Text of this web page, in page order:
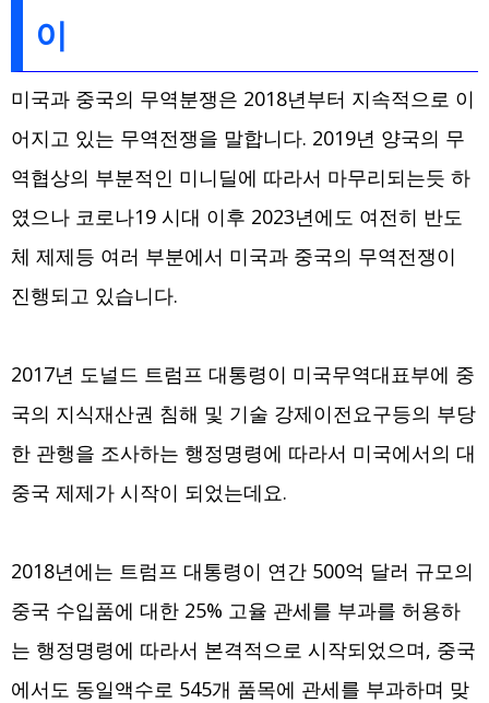
이
미국과 중국의 무역분쟁은 2018년부터 지속적으로 이
어지고 있는 무역전쟁을 말합니다. 2019년 양국의 무
역협상의 부분적인 미니딜에 따라서 마무리되는듯 하
였으나 코로나19 시대 이후 2023년에도 여전히 반도
체 제제등 여러 부분에서 미국과 중국의 무역전쟁이
진행되고 있습니다.
2017년 도널드 트럼프 대통령이 미국무역대표부에 중
국의 지식재산권 침해 및 기술 강제이전요구등의 부당
한 관행을 조사하는 행정명령에 따라서 미국에서의 대
중국 제제가 시작이 되었는데요.
2018년에는 트럼프 대통령이 연간 500억 달러 규모의
중국 수입품에 대한 25% 고율 관세를 부과를 허용하
는 행정명령에 따라서 본격적으로 시작되었으며, 중국
에서도 동일액수로 545개 품목에 관세를 부과하며 맞